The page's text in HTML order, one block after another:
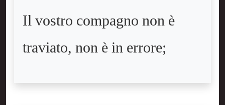
Il vostro compagno non è
traviato, non è in errore;